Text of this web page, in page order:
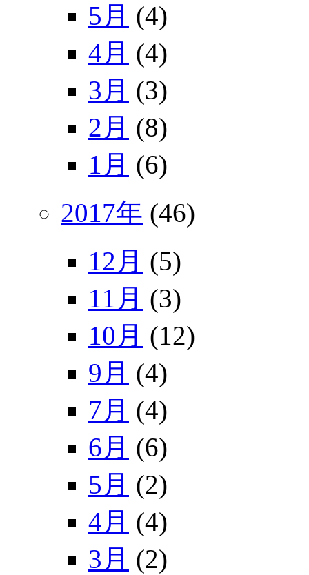
5月 (4)
4月 (4)
3月 (3)
2月 (8)
1月 (6)
2017年 (46)
12月 (5)
11月 (3)
10月 (12)
9月 (4)
7月 (4)
6月 (6)
5月 (2)
4月 (4)
3月 (2)